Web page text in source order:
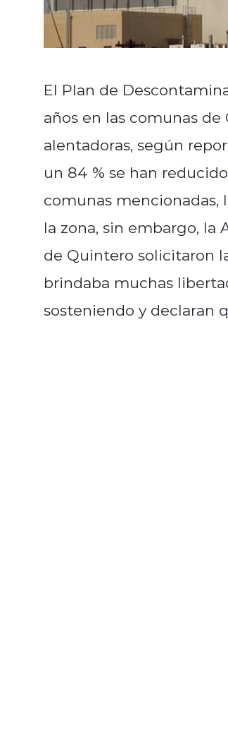
El Plan de
años en las comunas
alentadoras, según
un 84 % se han
comunas
la zona, sin embargo, la
de Quintero solicitaron
brindaba muchas
sosteniendo y declaran